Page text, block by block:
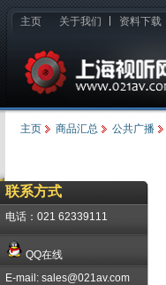
主页 关于我们 资料下载
主页 商品汇总 公共广播
联系方式
电话：021 62339111
QQ在线
E-mail: sales@021av.com